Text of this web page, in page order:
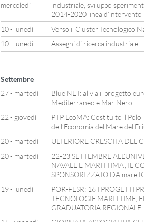
mercoledì
industriale, sviluppo
2014-2020 linea d’intervento
10 - lunedì
Verso il Cluster Tecnologico
10 - lunedì
Assegni di ricerca industriale
Settembre
27 - martedì
Blue NET: al via il progetto
Mediterraneo e Mar Nero
22 - giovedì
PTP EcoMA: Costituito il Polo
dell’Economia del Mare del
20 - martedì
ULTERIORE CRESCITA DEL
20 - martedì
22-23 SETTEMBRE
NAVALE E MARITTIMA”, IL
SPONSORIZZATO DA
19 - lunedì
POR-FESR: 16 I PROGETTI
TECNOLOGIE MARITTIME,
GRADUATORIA REGIONALE.